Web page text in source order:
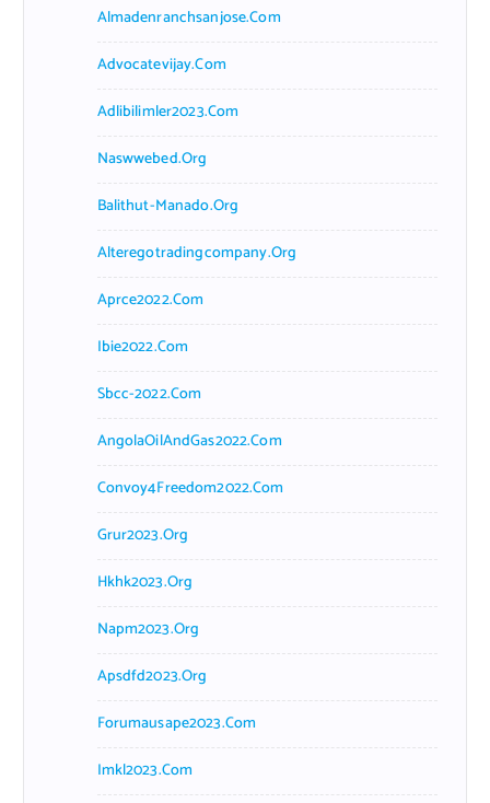
Almadenranchsanjose.com
Advocatevijay.com
Adlibilimler2023.com
Naswwebed.org
Balithut-Manado.org
Alteregotradingcompany.org
Aprce2022.com
Ibie2022.com
Sbcc-2022.com
AngolaOilAndGas2022.com
Convoy4Freedom2022.com
Grur2023.org
Hkhk2023.org
Napm2023.org
Apsdfd2023.org
Forumausape2023.com
Imkl2023.com